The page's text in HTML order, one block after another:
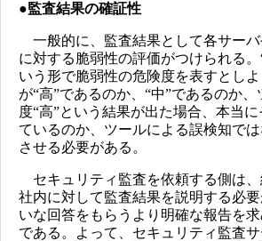
●監査結果の確証性
一般的に、監査結果として各サー
に対する脆弱性の評価がつけられる。
いう形で脆弱性の危険度を表すとし
が“高”であるのか、“中”であるのか
度“高”という結果が出た場合、本当
ているのか、ツールによる誤検知で
させる必要がある。
セキュリティ監査を依頼する側は
社内に対して監査結果を説明する必
いな回答をもらうより明確な報告を
である。よって、セキュリティ監査